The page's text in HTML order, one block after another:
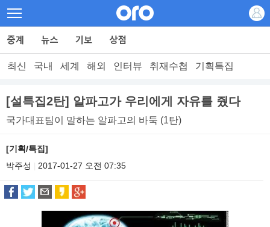
최신 국내 세계 해외 인터뷰 취재수첩 기획특집
[설특집2탄] 알파고가 우리에게 자유를 줬다
국가대표팀이 말하는 알파고의 바둑 (1탄)
[기획/특집]
박주성
2017-01-27 오전 07:35